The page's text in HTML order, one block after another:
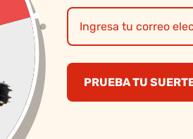
– Botitop Colors
PRUEBA TU